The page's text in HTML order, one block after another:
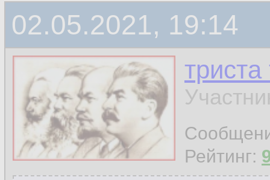
02.05.2021, 19:14
Рейтинг: